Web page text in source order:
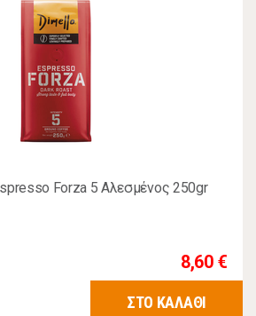
Forza 5 Αλεσμένος 250gr
8,60 €
ΣΤΟ ΚΑΛΑΘΙ